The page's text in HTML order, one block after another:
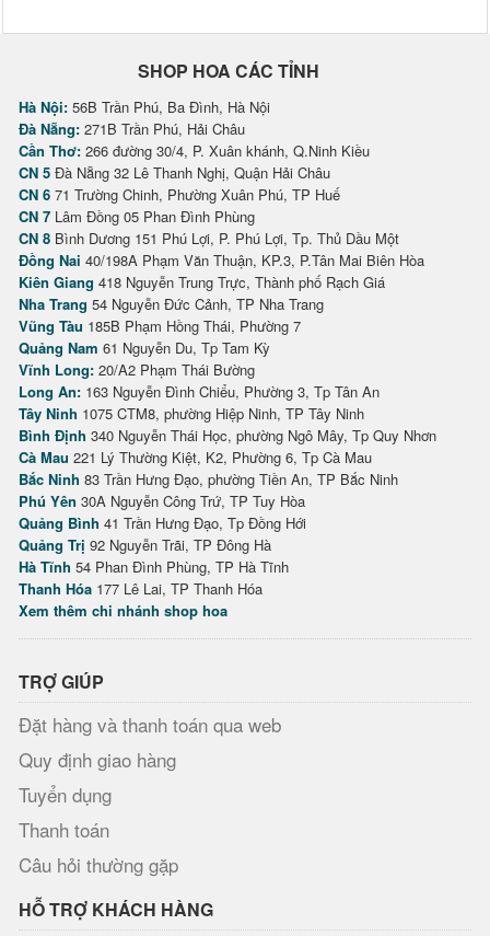
SHOP HOA CÁC TỈNH
Hà Nội: 56B Trần Phú, Ba Đình, Hà Nội
Đà Nẵng: 271B Trần Phú, Hải Châu
Cần Thơ: 266 đường 30/4, P. Xuân khánh, Q.Ninh Kiều
CN 5 Đà Nẵng 32 Lê Thanh Nghị, Quận Hải Châu
CN 6 71 Trường Chinh, Phường Xuân Phú, TP Huế
CN 7 Lâm Đồng 05 Phan Đình Phùng
CN 8 Bình Dương 151 Phú Lợi, P. Phú Lợi, Tp. Thủ Dầu Một
Đồng Nai 40/198A Phạm Văn Thuận, KP.3, P.Tân Mai Biên Hòa
Kiên Giang 418 Nguyễn Trung Trực, Thành phố Rạch Giá
Nha Trang 54 Nguyễn Đức Cảnh, TP Nha Trang
Vũng Tàu 185B Phạm Hồng Thái, Phường 7
Quảng Nam 61 Nguyễn Du, Tp Tam Kỳ
Vĩnh Long: 20/A2 Phạm Thái Bường
Long An: 163 Nguyễn Đình Chiểu, Phường 3, Tp Tân An
Tây Ninh 1075 CTM8, phường Hiệp Ninh, TP Tây Ninh
Bình Định 340 Nguyễn Thái Học, phường Ngô Mây, Tp Quy Nhơn
Cà Mau 221 Lý Thường Kiệt, K2, Phường 6, Tp Cà Mau
Bắc Ninh 83 Trần Hưng Đạo, phường Tiền An, TP Bắc Ninh
Phú Yên 30A Nguyễn Công Trứ, TP Tuy Hòa
Quảng Bình 41 Trần Hưng Đạo, Tp Đồng Hới
Quảng Trị 92 Nguyễn Trãi, TP Đông Hà
Hà Tĩnh 54 Phan Đình Phùng, TP Hà Tĩnh
Thanh Hóa 177 Lê Lai, TP Thanh Hóa
Xem thêm chi nhánh shop hoa
TRỢ GIÚP
Đặt hàng và thanh toán qua web
Quy định giao hàng
Tuyển dụng
Thanh toán
Câu hỏi thường gặp
HỖ TRỢ KHÁCH HÀNG